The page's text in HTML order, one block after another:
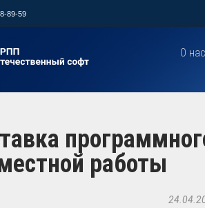
89-59
О нас
работы